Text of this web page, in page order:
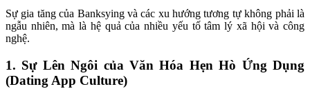
Sự gia tăng của Banksying và các xu hướng tương tự không phải là
ngẫu nhiên, mà là hệ quả của nhiều yếu tố tâm lý xã hội và công
nghệ.
1. Sự Lên Ngôi của Văn Hóa Hẹn Hò Ứng Dụng
(Dating App Culture)